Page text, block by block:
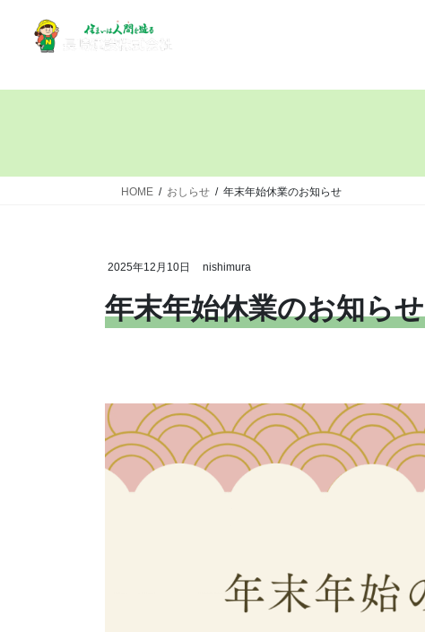
HOME おしらせ 年末年始休業のお知らせ
2025年12月10日 nishimura
年末年始休業のお知らせ